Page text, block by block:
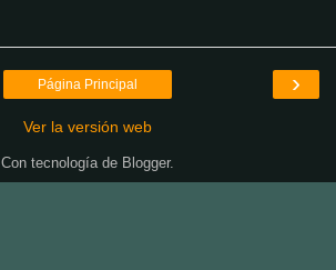
›
Página Principal
Ver la versión web
Con tecnología de Blogger.